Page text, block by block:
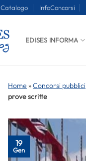
Catalogo InfoConcorsi
EDISES INFORMA
Home »Concorsi pubblici
prove scritte
19
Gen